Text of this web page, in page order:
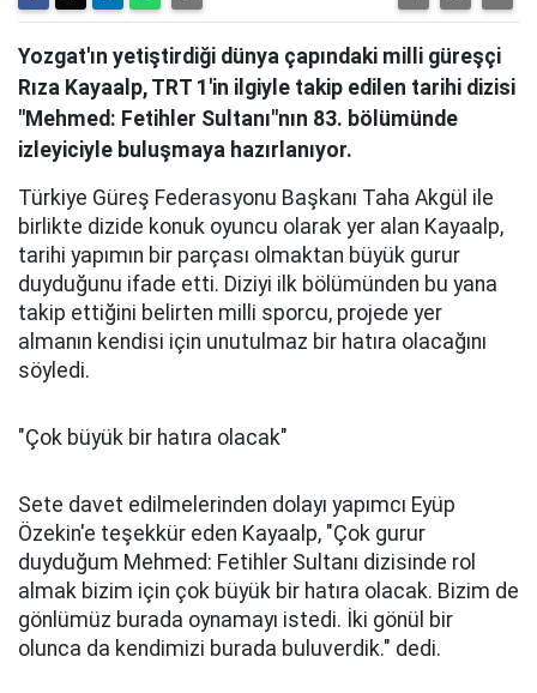
Yozgat'ın yetiştirdiği dünya çapındaki milli güreşçi
Rıza Kayaalp, TRT 1'in ilgiyle takip edilen tarihi dizisi
"Mehmed: Fetihler Sultanı"nın 83. bölümünde
izleyiciyle buluşmaya hazırlanıyor.
Türkiye Güreş Federasyonu Başkanı Taha Akgül ile
birlikte dizide konuk oyuncu olarak yer alan Kayaalp,
tarihi yapımın bir parçası olmaktan büyük gurur
duyduğunu ifade etti. Diziyi ilk bölümünden bu yana
takip ettiğini belirten milli sporcu, projede yer
almanın kendisi için unutulmaz bir hatıra olacağını
söyledi.
"Çok büyük bir hatıra olacak"
Sete davet edilmelerinden dolayı yapımcı Eyüp
Özekin'e teşekkür eden Kayaalp, "Çok gurur
duyduğum Mehmed: Fetihler Sultanı dizisinde rol
almak bizim için çok büyük bir hatıra olacak. Bizim de
gönlümüz burada oynamayı istedi. İki gönül bir
olunca da kendimizi burada buluverdik." dedi.